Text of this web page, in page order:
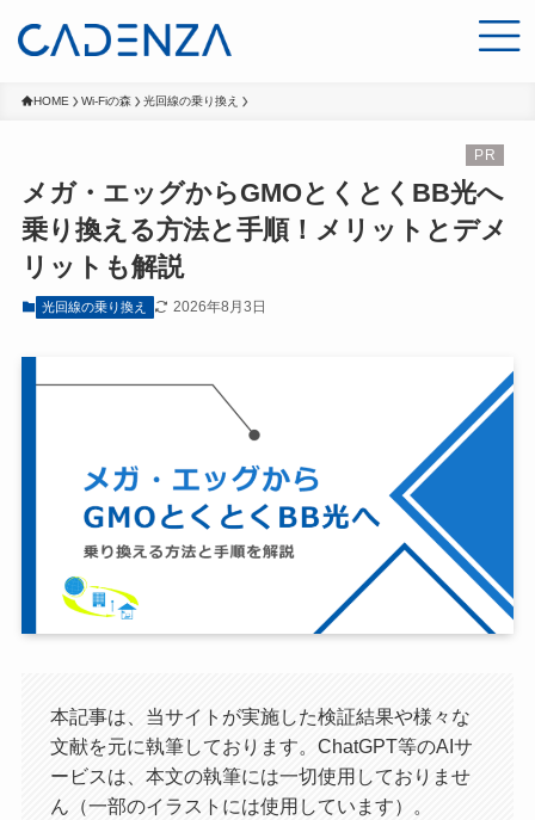
HOME Wi-Fiの森 光回線の乗り換え
メガ・エッグからGMOとくとくBB光へ
乗り換える方法と手順！メリットとデメ
リットも解説
光回線の乗り換え 2026年8月3日
本記事は、当サイトが実施した検証結果や様々な
文献を元に執筆しております。ChatGPT等のAIサ
ービスは、本文の執筆には一切使用しておりませ
ん（一部のイラストには使用しています）。